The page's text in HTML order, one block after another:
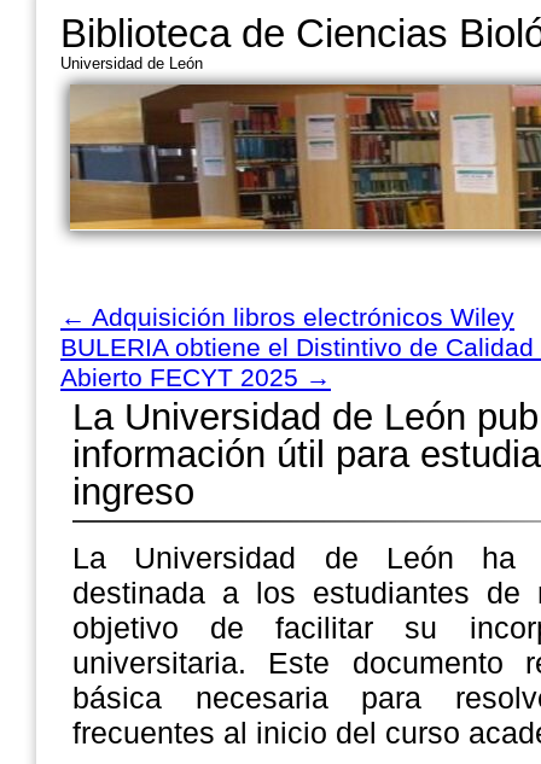
Biblioteca de Ciencias
Universidad de León
← Adquisición libros electrónicos Wiley
BULERIA obtiene el Distintivo de
Abierto FECYT 2025 →
La Universidad de León
información útil para
ingreso
La Universidad de León ha
destinada a los estudiantes de
objetivo de facilitar su
universitaria. Este documento
básica necesaria para
frecuentes al inicio del curso